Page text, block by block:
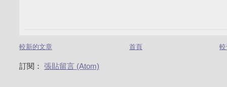
較新的文章 首頁
訂閱： 張貼留言 (Atom)